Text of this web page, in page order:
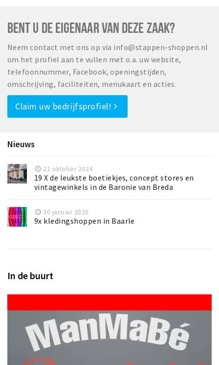
BENT U DE EIGENAAR VAN DEZE ZAAK?
Neem contact met ons op via info@stappen-shoppen.nl
om het profiel aan te vullen met o.a. uw website,
telefoonnummer, Facebook, openingstijden,
omschrijving, faciliteiten, menukaart en acties.
Claim uw bedrijfsprofiel!
Nieuws
21 oktober 2024
19 X de leukste boetiekjes, concept stores en
vintagewinkels in de Baronie van Breda
30 januari 2020
9x kledingshoppen in Baarle
In de buurt